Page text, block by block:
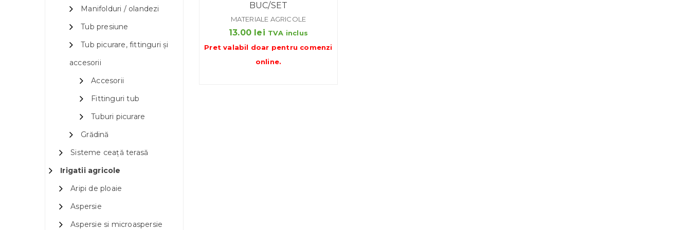
Manifolduri / olandezi
Tub presiune
Tub picurare, fittinguri și
accesorii
Accesorii
Fittinguri tub
Tuburi picurare
Grădină
Sisteme ceață terasă
Irigatii agricole
Aripi de ploaie
Aspersie
Aspersie si microaspersie
BUC/SET
MATERIALE AGRICOLE
13.00 lei TVA inclus
Pret valabil doar pentru comenzi
online.